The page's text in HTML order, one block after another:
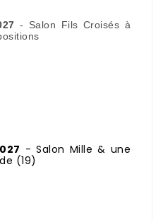
- Salon Fils Croisés à
- Salon Mille & une
(19)